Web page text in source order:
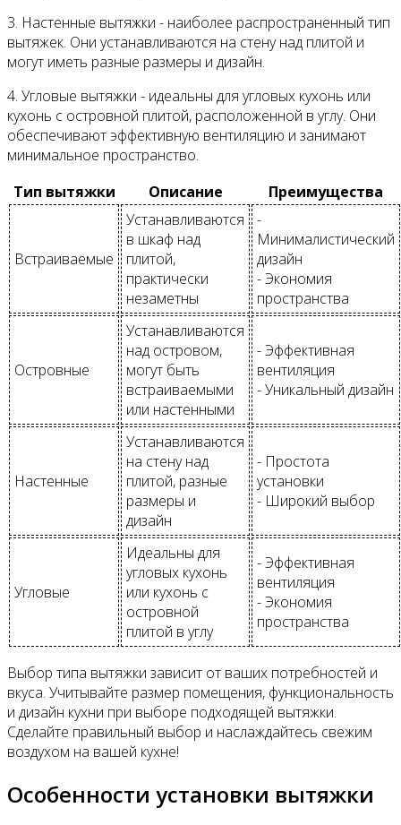
3. Настенные вытяжки - наиболее распространенный тип
вытяжек. Они устанавливаются на стену над плитой и
могут иметь разные размеры и дизайн.
4. Угловые вытяжки - идеальны для угловых кухонь или
кухонь с островной плитой, расположенной в углу. Они
обеспечивают эффективную вентиляцию и занимают
минимальное пространство.
Тип вытяжки
Описание Преимущества
Встраиваемые
Устанавливаются
в шкаф над
плитой,
практически
незаметны
-
Минималистический
дизайн
- Экономия
пространства
Островные
Устанавливаются
над островом,
могут быть
встраиваемыми
или настенными
- Эффективная
вентиляция
- Уникальный дизайн
Настенные
Устанавливаются
на стену над
плитой, разные
размеры и
дизайн
- Простота
установки
- Широкий выбор
Угловые
Идеальны для
угловых кухонь
или кухонь с
островной
плитой в углу
- Эффективная
вентиляция
- Экономия
пространства
Выбор типа вытяжки зависит от ваших потребностей и
вкуса. Учитывайте размер помещения, функциональность
и дизайн кухни при выборе подходящей вытяжки.
Сделайте правильный выбор и наслаждайтесь свежим
воздухом на вашей кухне!
Особенности установки вытяжки